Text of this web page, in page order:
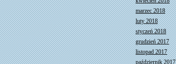
marzec 2018
luty 2018
styczeń 2018
grudzień 2017
listopad 2017
październik 2017